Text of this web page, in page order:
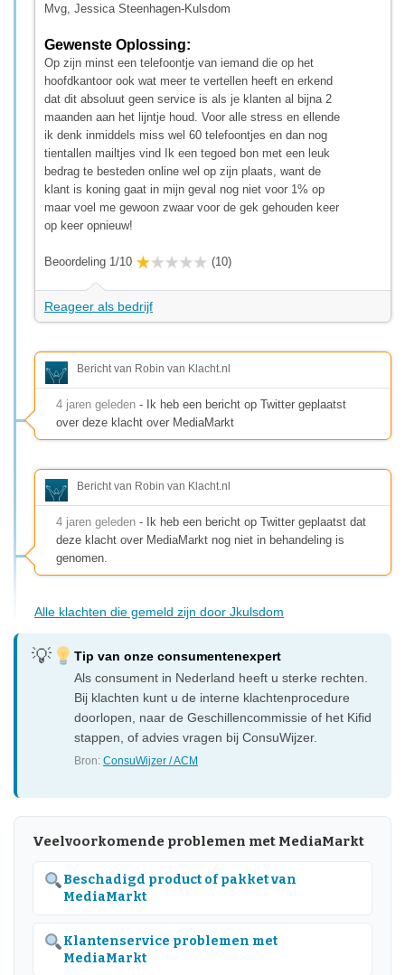
Mvg, Jessica Steenhagen-Kulsdom
Gewenste Oplossing:
Op zijn minst een telefoontje van iemand die op het
hoofdkantoor ook wat meer te vertellen heeft en erkend
dat dit absoluut geen service is als je klanten al bijna 2
maanden aan het lijntje houd. Voor alle stress en ellende
ik denk inmiddels miss wel 60 telefoontjes en dan nog
tientallen mailtjes vind Ik een tegoed bon met een leuk
bedrag te besteden online wel op zijn plaats, want de
klant is koning gaat in mijn geval nog niet voor 1% op
maar voel me gewoon zwaar voor de gek gehouden keer
op keer opnieuw!
Beoordeling 1/10 (10)
Reageer als bedrijf
Bericht van Robin van Klacht.nl
4 jaren geleden - Ik heb een bericht op Twitter geplaatst
over deze klacht over MediaMarkt
Bericht van Robin van Klacht.nl
4 jaren geleden - Ik heb een bericht op Twitter geplaatst dat
deze klacht over MediaMarkt nog niet in behandeling is
genomen.
Alle klachten die gemeld zijn door Jkulsdom
Tip van onze consumentenexpert
Als consument in Nederland heeft u sterke rechten.
Bij klachten kunt u de interne klachtenprocedure
doorlopen, naar de Geschillencommissie of het Kifid
stappen, of advies vragen bij ConsuWijzer.
Bron:ConsuWijzer / ACM
Veelvoorkomende problemen met MediaMarkt
Beschadigd product of pakket van
MediaMarkt
Klantenservice problemen met
MediaMarkt